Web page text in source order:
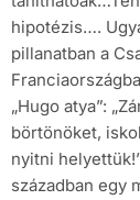
hipotézis….
pillanatban a
„Hugo atya”:
börtönöket,
nyitni
században egy